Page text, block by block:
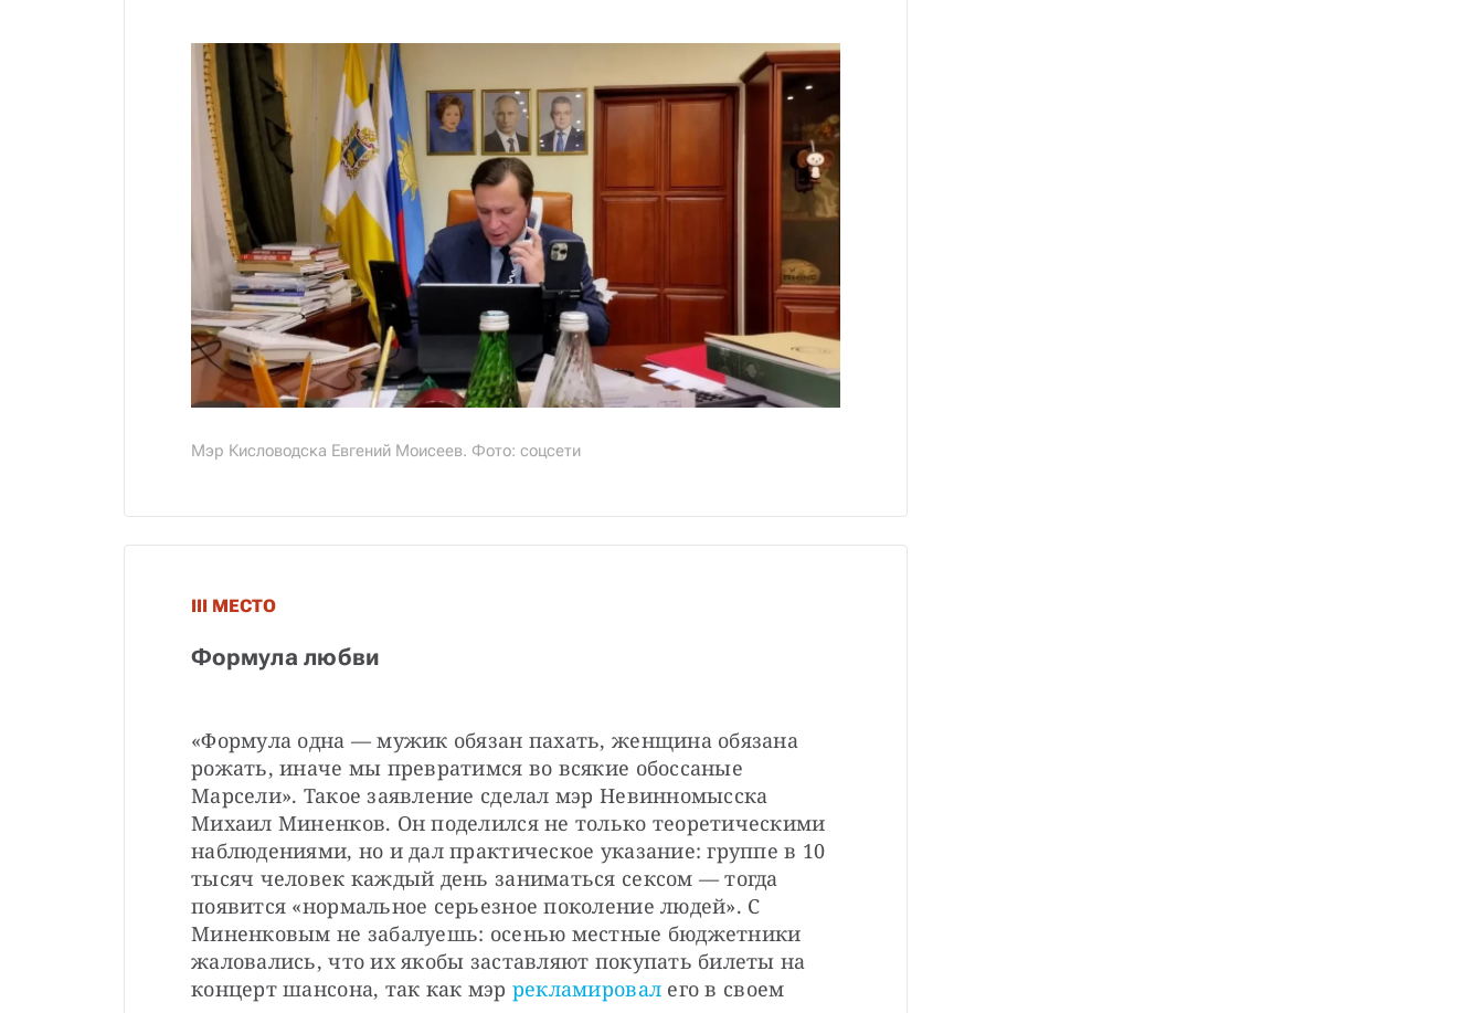
Мэр Кисловодска Евгений Моисеев. Фото: соцсети
III МЕСТО
Формула любви
«Формула одна — мужик обязан пахать, женщина обязана
рожать, иначе мы превратимся во всякие обоссаные
Марсели». Такое заявление сделал мэр Невинномысска
Михаил Миненков. Он поделился не только теоретическими
наблюдениями, но и дал практическое указание: группе в 10
тысяч человек каждый день заниматься сексом — тогда
появится «нормальное серьезное поколение людей». С
Миненковым не забалуешь: осенью местные бюджетники
жаловались, что их якобы заставляют покупать билеты на
концерт шансона, так как мэр рекламировал его в своем